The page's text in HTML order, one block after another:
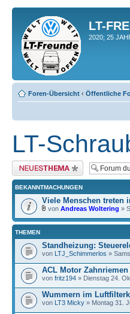
LT-
2020; 25
Foren-Übersicht ‹ Öffentliche
LT-
Neues Thema erstellen
BEKANNTMACHUNGEN
Viele Menschen treten
von Andreas Woltering »
THEMEN
Standheizung:
von LTJ_Schimmerlos »
ACL Motor
von fritz194 » Dienstag 24.
Wummern im
von LT3 Micky » Montag 31.